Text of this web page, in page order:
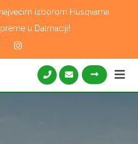
izborom Husqvarna
u Dalmaciji!